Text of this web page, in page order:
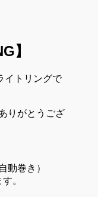
】
イトリングで
りがとうござ
動巻き）
。